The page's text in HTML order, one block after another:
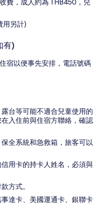
費，成人約為 THB450，兒
用另計)
有)
宿以便事先安排，電話號碼
台等可能不適合兒童使用的
入住前與住宿方聯絡，確認
全系統和急救箱，旅客可以
用卡的持卡人姓名，必須與
方式。
達卡、美國運通卡、銀聯卡